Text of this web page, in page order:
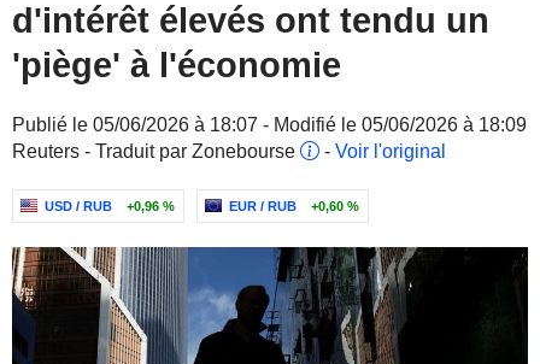
d'intérêt élevés ont tendu un
'piège' à l'économie
Publié le 05/06/2026 à 18:07 - Modifié le 05/06/2026 à 18:09
Reuters - Traduit par Zonebourse
- Voir l'original
USD / RUB +0,96 % EUR / RUB +0,60 %